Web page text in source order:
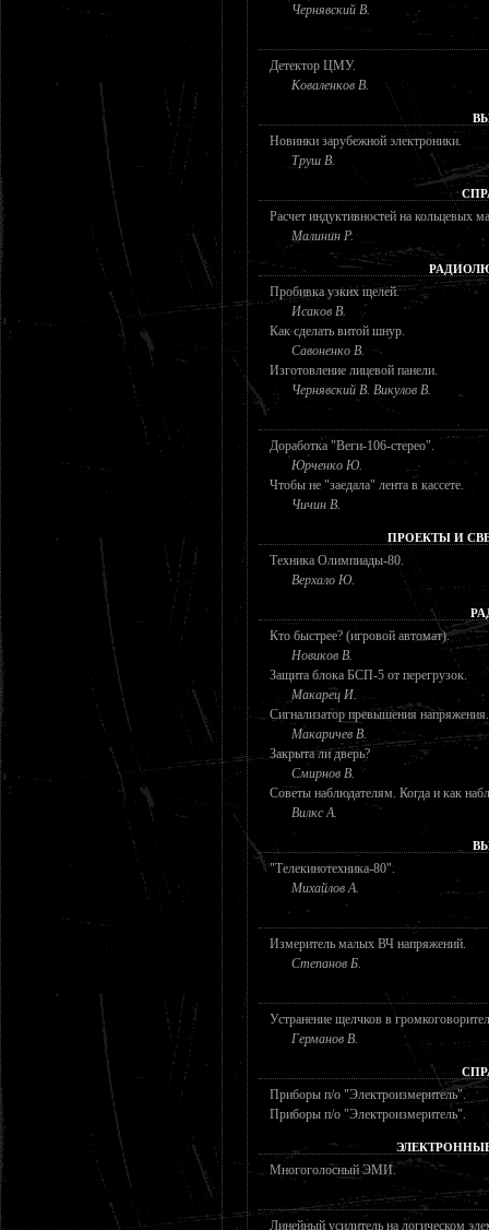
Чернявский В.
Детектор ЦМУ.
Коваленков В.
Новинки зарубежной электроники.
Труш В.
Расчет индуктивностей на кольцевых
Малинин Р.
Пробивка узких щелей.
Исаков В.
Как сделать витой шнур.
Савоненко В.
Изготовление лицевой панели.
Чернявский В. Викулов В.
Доработка "Веги-106-стерео".
Юрченко Ю.
Чтобы не "заедала" лента в кассете.
Чичин В.
ПРОЕКТЫ И
Техника Олимпиады-80.
Верхало Ю.
Кто быстрее? (игровой автомат).
Новиков В.
Защита блока БСП-5 от перегрузок.
Макарец И.
Сигнализатор превышения напряжения.
Макаричев В.
Закрыта ли дверь?
Смирнов В.
Советы наблюдателям. Когда и как
Вилкс А.
"Телекинотехника-80".
Михайлов А.
Измеритель малых ВЧ напряжений.
Степанов Б.
Устранение щелчков в
Германов В.
Приборы п/о "Электроизмеритель".
Приборы п/о "Электроизмеритель".
Многоголосный ЭМИ.
Линейный усилитель на логическом